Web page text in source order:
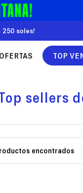
soles!
TOP
sellers